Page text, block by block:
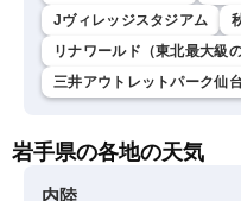
Jヴィレッジスタジアム
リナワールド（東北最大級
三井アウトレットパーク仙
岩手県の各地の天気
内陸